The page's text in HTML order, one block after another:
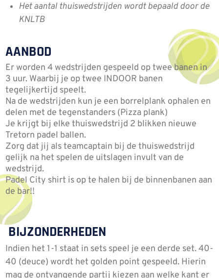
Het aantal thuiswedstrijden wordt bepaald door de
KNLTB
AANBOD
Er worden 4 wedstrijden gespeeld op twee banen in
3 uur. Waarbij je op twee INDOOR banen
tegelijkertijd speelt.
Na de wedstrijden kun je een borrelplank ophalen en
delen met de tegenstanders (Pizza plank)
Je krijgt bij elke thuiswedstrijd 2 blikken nieuwe
Tretorn padel ballen.
Zorg dat jij als teamcaptain bij de thuiswedstrijd
gelijk na het spelen de uitslagen invult van de
wedstrijd.
Padel City shirt is op te halen bij de binnenbanen aan
de bar!!
BIJZONDERHEDEN
Indien het 1-1 staat in sets speel je een derde set. 40-
40 (deuce) wordt het golden point gespeeld. Hierin
mag de ontvangende partij kiezen aan welke kant er